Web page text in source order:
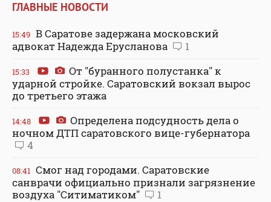
ГЛАВНЫЕ НОВОСТИ
15:49 В Саратове задержана московский
адвокат Надежда Ерусланова
1
15:33
От "буранного полустанка" к
ударной стройке. Саратовский вокзал вырос
до третьего этажа
14:48
Определена подсудность дела о
ночном ДТП саратовского вице-губернатора
4
08:41 Смог над городами. Саратовские
санврачи официально признали загрязнение
воздуха "Ситиматиком"
1